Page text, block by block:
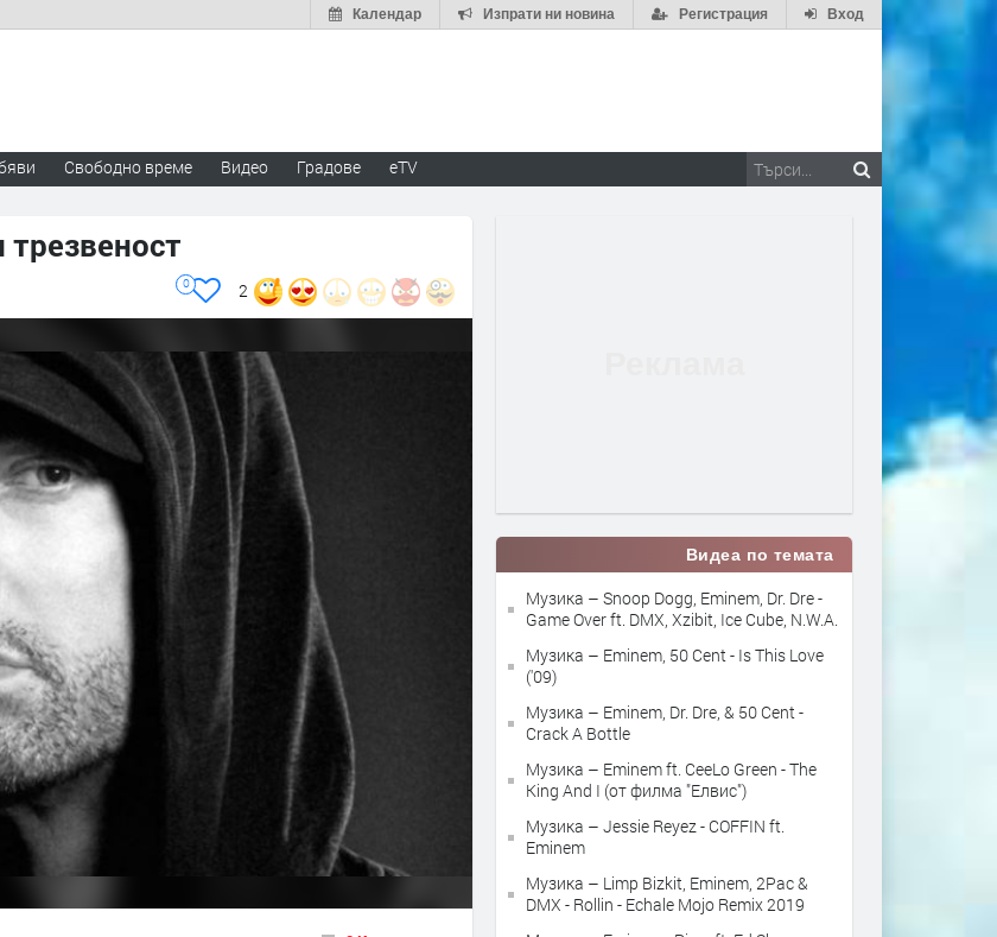
Вход
Регистрация
Изпрати ни новина
Календар
Свободно време Видео Градове eTV
2
0
Видеа по темата
Музика – Snoop Dogg, Eminem, Dr. Dre -
Game Over ft. DMX, Xzibit, Ice Cube, N.W.A.
Музика – Eminem, 50 Cent - Is This Love
('09)
Музика – Eminem, Dr. Dre, & 50 Cent -
Crack A Bottle
Музика – Eminem ft. CeeLo Green - The
King And I (от филма "Елвис")
Музика – Jessie Reyez - COFFIN ft.
Eminem
Музика – Limp Bizkit, Eminem, 2Pac &
DMX - Rollin - Echale Mojo Remix 2019